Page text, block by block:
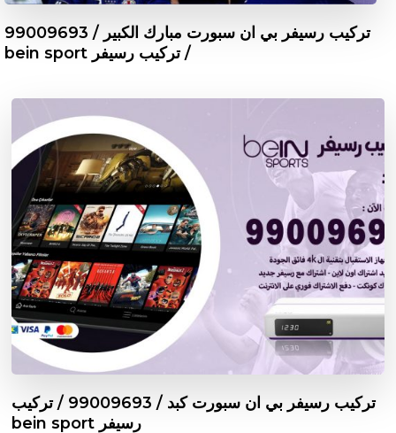
تركيب رسيفر بي ان سبورت مبارك الكبير / 99009693
/ تركيب رسيفر bein sport
تركيب رسيفر بي ان سبورت كبد / 99009693 / تركيب
رسيفر bein sport